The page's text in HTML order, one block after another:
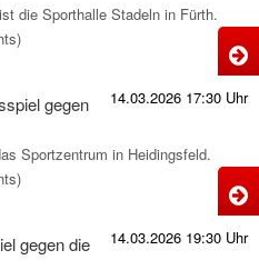
die Sporthalle Stadeln in Fürth.
14.03.2026 17:30 Uhr
gegen
Sportzentrum in Heidingsfeld.
14.03.2026 19:30 Uhr
gegen die